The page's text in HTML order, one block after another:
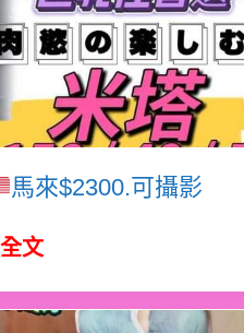
馬來$2300.可攝影
文